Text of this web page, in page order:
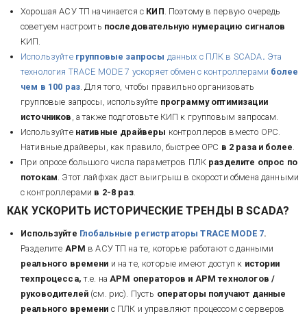
Хорошая АСУ ТП начинается с КИП. Поэтому в первую очередь
советуем настроить последовательную нумерацию сигналов
КИП.
Используйте групповые запросы данных с ПЛК в SCADA. Эта
технология TRACE MODE 7 ускоряет обмен с контроллерами более
чем в 100 раз. Для того, чтобы правильно организовать
групповые запросы, используйте программу оптимизации
источников , а также подготовьте КИП к групповым запросам.
Используйте нативные драйверы контроллеров вместо OPC.
Нативные драйверы, как правило, быстрее OPC в 2 раза и более.
При опросе большого числа параметров ПЛК разделите опрос по
потокам. Этот лайфхак даст выигрыш в скорости обмена данными
с контроллерами в 2-8 раз.
КАК УСКОРИТЬ ИСТОРИЧЕСКИЕ ТРЕНДЫ В SCADA?
Используйте Глобальные регистраторы TRACE MODE 7.
Разделите АРМ в АСУ ТП на те, которые работают с данными
реального времени и на те, которые имеют доступ к истории
техпроцесса,т.е. наАРМ операторов и АРМ технологов /
руководителей(см. рис). Пусть операторы получают данные
реального времени с ПЛК и управляют процессом с серверов